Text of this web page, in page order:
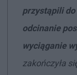
przystąpili
odcinanie
wyciąganie
zakończyła